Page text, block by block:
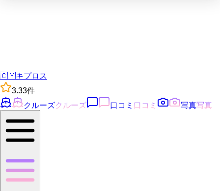
🇨🇾キプロス
3.33件
クルーズクルーズ 口コミ 口コミ 写真写真